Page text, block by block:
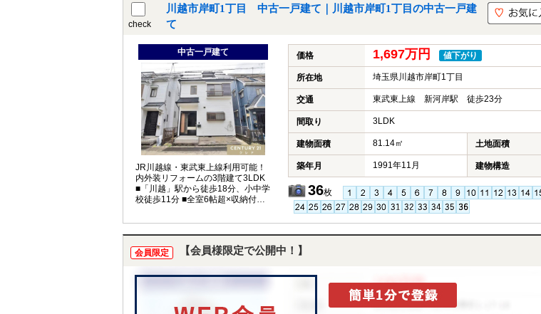
check
川越市岸町1丁目 中古一戸建て｜川越市岸町1丁目の中古一戸建
て
中古一戸建て
JR川越線・東武東上線利用可能！
内外装リフォームの3階建て3LDK
■「川越」駅から徒歩18分、小中学
校徒歩11分 ■全室6帖超×収納付き
価格 1,697万円 値下がり
所在地 埼玉県川越市岸町1丁目
交通 東武東上線 新河岸駅 徒歩23分
間取り 3LDK
建物面積 81.14㎡ 土地面積
築年月 1991年11月 建物構造
36枚
会員限定 【会員様限定で公開中！】